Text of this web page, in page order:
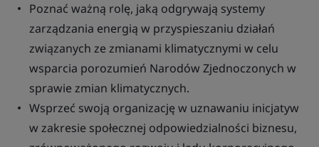
Poznać ważną rolę, jaką odgrywają systemy
zarządzania energią w przyspieszaniu działań
związanych ze zmianami klimatycznymi w celu
wsparcia porozumień Narodów Zjednoczonych w
sprawie zmian klimatycznych.
Wsprzeć swoją organizację w uznawaniu inicjatyw
w zakresie społecznej odpowiedzialności biznesu,